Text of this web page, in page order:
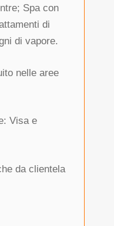
Spa con
di
di vapore.
nelle aree
Visa e
da clientela